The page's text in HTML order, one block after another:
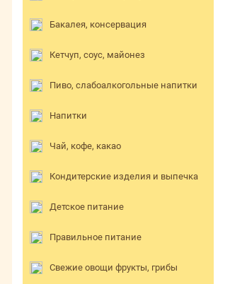
Бакалея, консервация
Кетчуп, соус, майонез
Пиво, слабоалкогольные напитки
Напитки
Чай, кофе, какао
Кондитерские изделия и выпечка
Детское питание
Правильное питание
Свежие овощи фрукты, грибы